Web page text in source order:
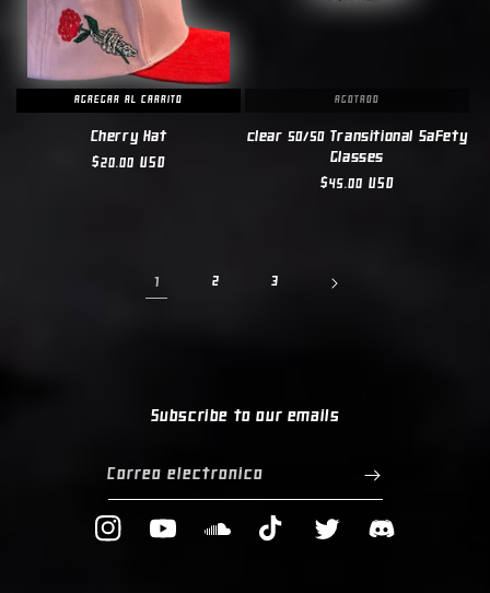
AGREGAR AL CARRITO
Cherry Hat
Precio
$20.00 USD
AGOTADO
clear 50/50 Transitional Safety
Glasses
Precio
$45.00 USD
1 2 3
Subscribe to our emails
Correo electrónico
InstagramYouTubeTranslationTikTok Twitter
Translation